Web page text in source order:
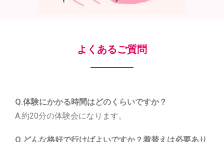
よくあるご質問
Q.体験にかかる時間はどのくらいですか？
A.約20分の体験会になります。
Q.どんな格好で行けばよいですか？着替えは必要あり